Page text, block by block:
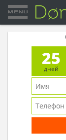
25
дней